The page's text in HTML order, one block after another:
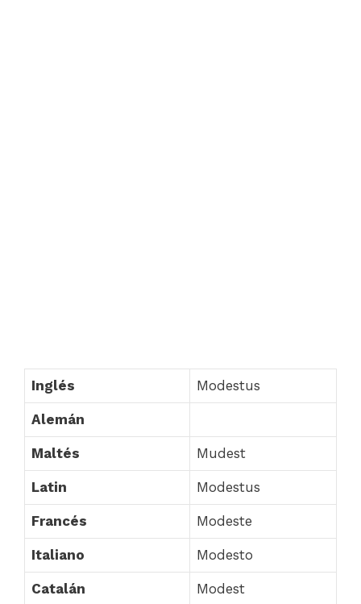
Inglés Modestus
Alemán
Maltés Mudest
Latin Modestus
Francés Modeste
Italiano Modesto
Catalán Modest